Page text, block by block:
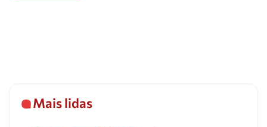
Mais lidas